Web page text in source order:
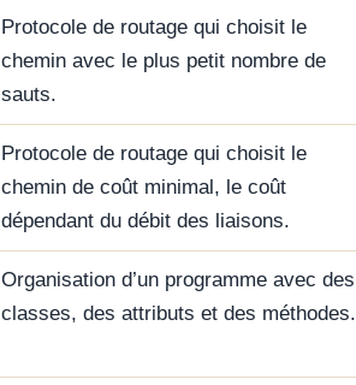
Protocole de routage qui choisit le
chemin avec le plus petit nombre de
sauts.
Protocole de routage qui choisit le
chemin de coût minimal, le coût
dépendant du débit des liaisons.
Organisation d’un programme avec des
classes, des attributs et des méthodes.